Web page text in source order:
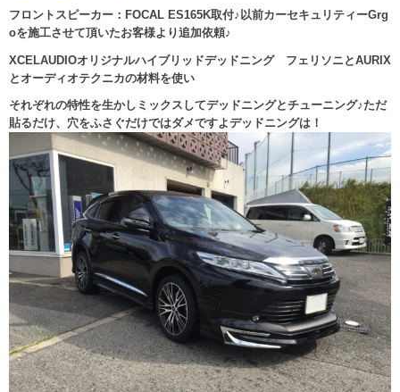
フロントスピーカー：FOCAL ES165K取付♪以前カーセキュリティーGrg
oを施工させて頂いたお客様より追加依頼♪
XCELAUDIOオリジナルハイブリッドデッドニング フェリソニとAURIX
とオーディオテクニカの材料を使い
それぞれの特性を生かしミックスしてデッドニングとチューニング♪ただ
貼るだけ、穴をふさぐだけではダメですよデッドニングは！